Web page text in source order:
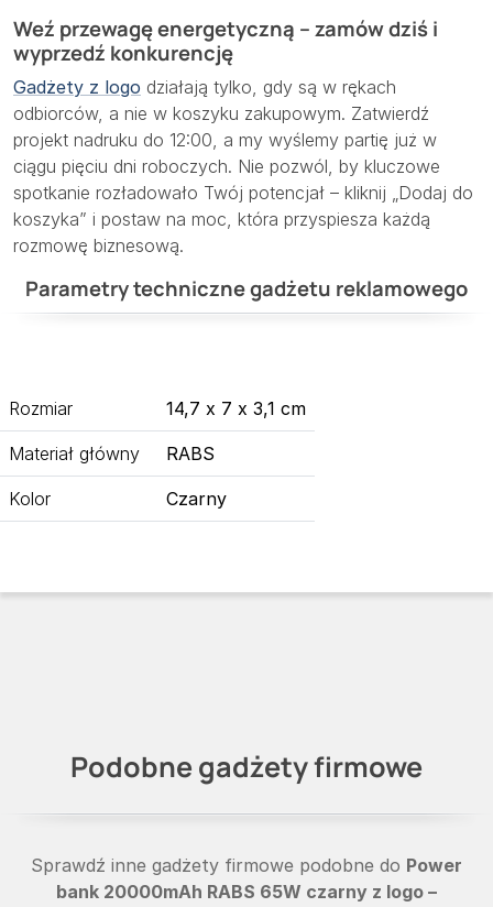
Weź przewagę energetyczną – zamów dziś i
wyprzedź konkurencję
Gadżety z logo działają tylko, gdy są w rękach
odbiorców, a nie w koszyku zakupowym. Zatwierdź
projekt nadruku do 12:00, a my wyślemy partię już w
ciągu pięciu dni roboczych. Nie pozwól, by kluczowe
spotkanie rozładowało Twój potencjał – kliknij „Dodaj do
koszyka” i postaw na moc, która przyspiesza każdą
rozmowę biznesową.
Parametry techniczne gadżetu reklamowego
Rozmiar 14,7 x 7 x 3,1 cm
Materiał główny RABS
Kolor Czarny
Podobne gadżety firmowe
Sprawdź inne gadżety firmowe podobne do Power
bank 20000mAh RABS 65W czarny z logo –